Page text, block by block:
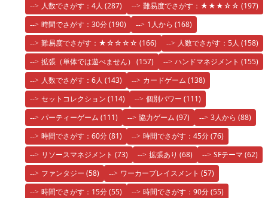
人数でさがす：4人 (287) 難易度でさがす：★★★☆☆ (197)
時間でさがす：30分(190) 1人から (168)
難易度でさがす：★☆☆☆☆ (166) 人数でさがす：5人 (158)
拡張（単体では遊べません） (157) ハンドマネジメント (155)
人数でさがす：6人 (143) カードゲーム (138)
セットコレクション (114) 個別パワー (111)
パーティーゲーム (111) 協力ゲーム (97) 3人から (88)
時間でさがす：60分(81) 時間でさがす：45分(76)
リソースマネジメント (73) 拡張あり (68) SFテーマ (62)
ファンタジー (58) ワーカープレイスメント (57)
時間でさがす：15分(55) 時間でさがす：90分(55)